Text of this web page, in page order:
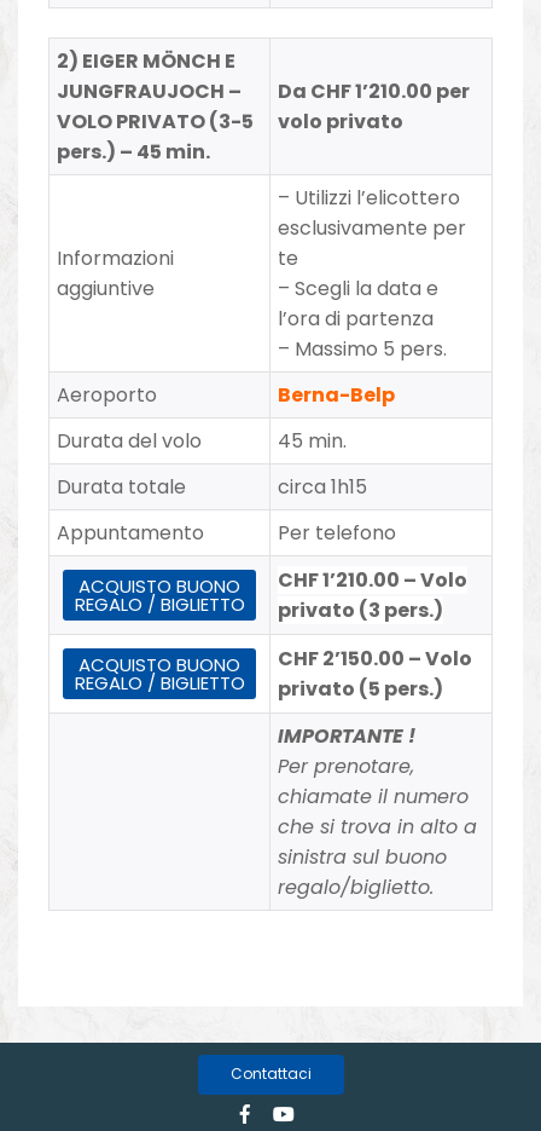
2) EIGER MÖNCH E
JUNGFRAUJOCH –
VOLO PRIVATO (3-5
pers.) – 45 min.
Da CHF 1’210.00 per
volo privato
Informazioni
aggiuntive
– Utilizzi l’elicottero
esclusivamente per
te
– Scegli la data e
l’ora di partenza
– Massimo 5 pers.
Aeroporto
Berna-Belp
Durata del volo
45 min.
Durata totale
circa 1h15
Appuntamento
Per telefono
ACQUISTO BUONO
REGALO / BIGLIETTO
CHF 1’210.00 –Volo
privato (3 pers.)
ACQUISTO BUONO
REGALO / BIGLIETTO
CHF 2’150.00 –Volo
privato (5 pers.)
IMPORTANTE !
Per prenotare,
chiamate il numero
che si trova in alto a
sinistra sul buono
regalo/biglietto.
Contattaci